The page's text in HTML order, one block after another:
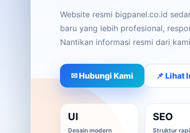
Website resmi bigpanel.co.id
baru yang lebih profesional,
Nantikan informasi resmi dari
✉ Hubungi Kami 📌 Lihat
UI
Desain modern
SEO
Struktur rapi